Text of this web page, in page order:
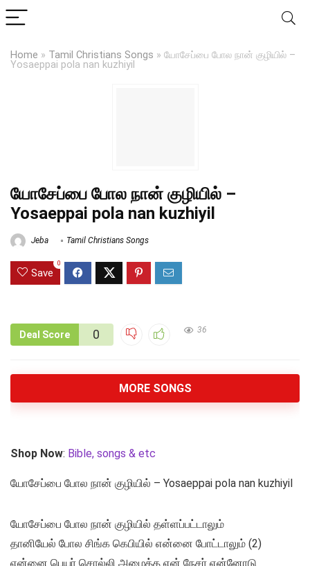
Home » Tamil Christians Songs » யோசேப்பை போல நான் குழியில் –
Yosaeppai pola nan kuzhiyil
யோசேப்பை போல நான் குழியில் –
Yosaeppai pola nan kuzhiyil
Jeba Tamil Christians Songs
Save
0
Deal Score 0 36
MORE SONGS
Shop Now: Bible, songs & etc
யோசேப்பை போல நான் குழியில் – Yosaeppai pola nan kuzhiyil
யோசேப்பை போல நான் குழியில் தள்ளப்பட்டாலும்
தானியேல் போல சிங்க கெபியில் என்னை போட்டாலும் (2)
என்னை பெயர் சொல்லி அழைத்த என் நேசர் என்னோடு